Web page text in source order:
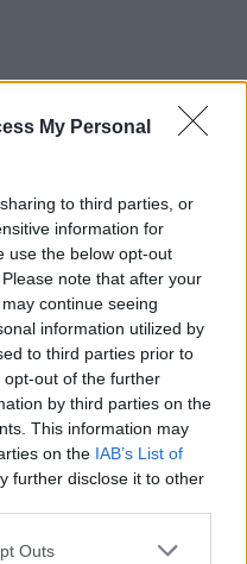
My Personal
to third parties, or
information for
use the below opt-out
note that after your
continue seeing
information utilized by
to third parties prior to
out of the further
by third parties on the
This information may
on the IAB’s List of
further disclose it to other
one or more Google
Outs